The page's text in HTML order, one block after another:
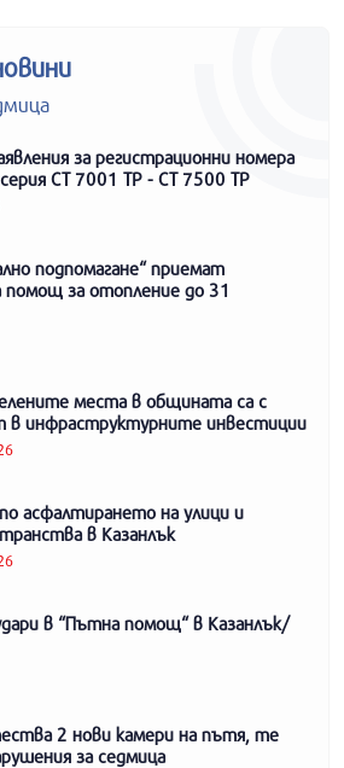
за регистрационни номера
СТ 7001 ТР - СТ 7500 ТР
подпомагане“ приемат
помощ за отопление до 31
места в общината са с
в инфраструктурните инвестиции
асфалтирането на улици и
в Казанлък
в “Пътна помощ“ в Казанлък/
2 нови камери на пътя, те
за седмица